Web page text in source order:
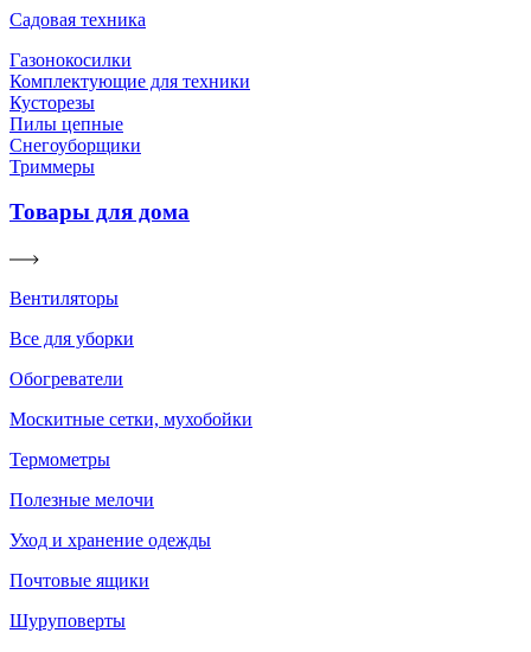
Садовая техника
Газонокосилки
Комплектующие для техники
Кусторезы
Пилы цепные
Снегоуборщики
Триммеры
Товары для дома
Вентиляторы
Все для уборки
Обогреватели
Москитные сетки, мухобойки
Термометры
Полезные мелочи
Уход и хранение одежды
Почтовые ящики
Шуруповерты